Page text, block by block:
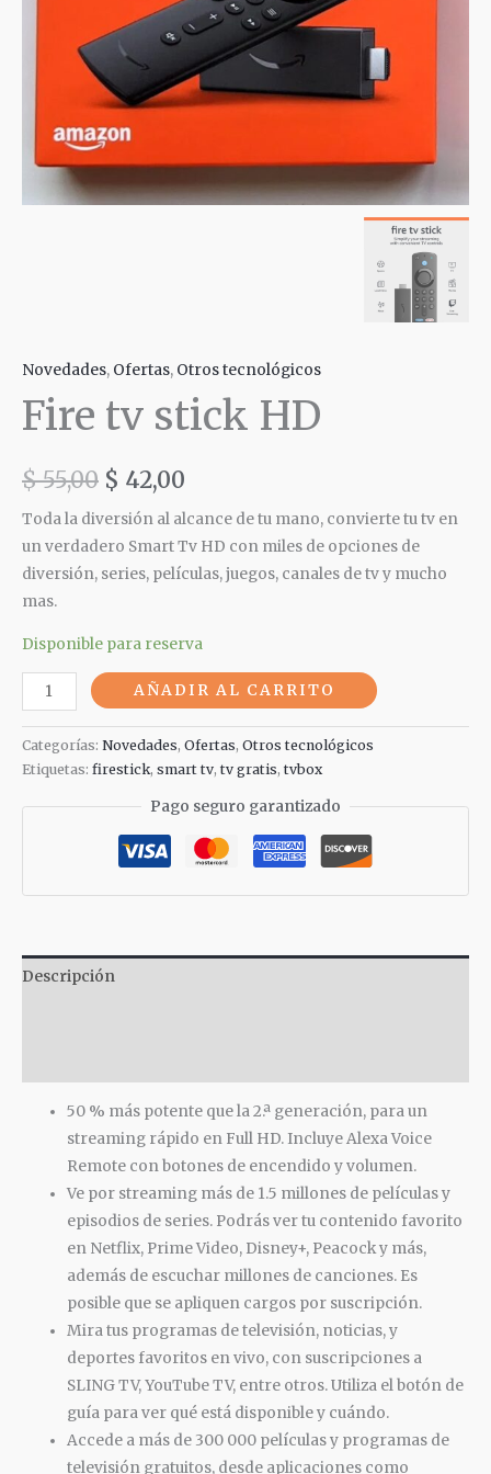
Novedades, Ofertas, Otros tecnológicos
Fire tv stick HD
$55,00 $ 42,00
Toda la diversión al alcance de tu mano, convierte tu tv en
un verdadero Smart Tv HD con miles de opciones de
diversión, series, películas, juegos, canales de tv y mucho
mas.
Disponible para reserva
AÑADIR AL CARRITO
Categorías: Novedades, Ofertas, Otros tecnológicos
Etiquetas: firestick, smart tv, tv gratis, tvbox
Pago seguro garantizado
Descripción
50 % más potente que la 2.ª generación, para un
streaming rápido en Full HD. Incluye Alexa Voice
Remote con botones de encendido y volumen.
Ve por streaming más de 1.5 millones de películas y
episodios de series. Podrás ver tu contenido favorito
en Netflix, Prime Video, Disney+, Peacock y más,
además de escuchar millones de canciones. Es
posible que se apliquen cargos por suscripción.
Mira tus programas de televisión, noticias, y
deportes favoritos en vivo, con suscripciones a
SLING TV, YouTube TV, entre otros. Utiliza el botón de
guía para ver qué está disponible y cuándo.
Accede a más de 300 000 películas y programas de
televisión gratuitos, desde aplicaciones como